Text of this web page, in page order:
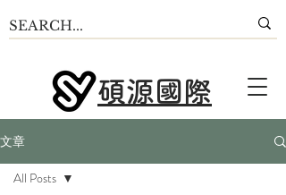
碩源國際
文章
All Posts